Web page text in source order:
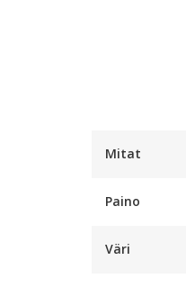
Mitat
Paino
Väri